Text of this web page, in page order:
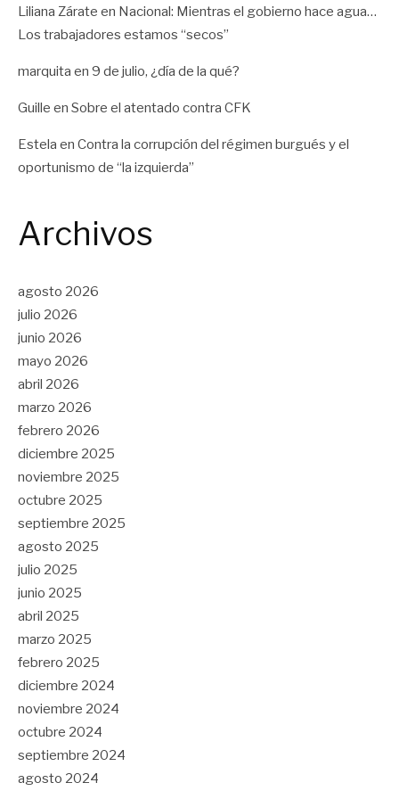
Liliana Zárate en Nacional: Mientras el gobierno hace agua…
Los trabajadores estamos “secos”
marquita en 9 de julio, ¿día de la qué?
Guille en Sobre el atentado contra CFK
Estela en Contra la corrupción del régimen burgués y el
oportunismo de “la izquierda”
Archivos
agosto 2026
julio 2026
junio 2026
mayo 2026
abril 2026
marzo 2026
febrero 2026
diciembre 2025
noviembre 2025
octubre 2025
septiembre 2025
agosto 2025
julio 2025
junio 2025
abril 2025
marzo 2025
febrero 2025
diciembre 2024
noviembre 2024
octubre 2024
septiembre 2024
agosto 2024